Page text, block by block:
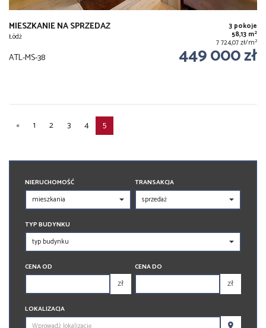
MIESZKANIE NA SPRZEDAŻ
Łódż
3 pokoje
58,13 m2
7 724,07 zł/m2
ATL-MS-38 449 000 zł
« 1 2 3 4 5
NIERUCHOMOŚĆ TRANSAKCJA
TYP BUDYNKU
CENA OD
zł
200 000 zł
CENA DO
zł
200 000 zł
LOKALIZACJA